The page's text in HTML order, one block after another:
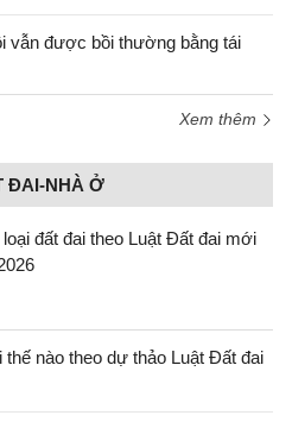
vẫn được bồi thường bằng tái
Xem thêm
ĐAI-NHÀ Ở
loại đất đai theo Luật Đất đai mới
nào theo dự thảo Luật Đất đai